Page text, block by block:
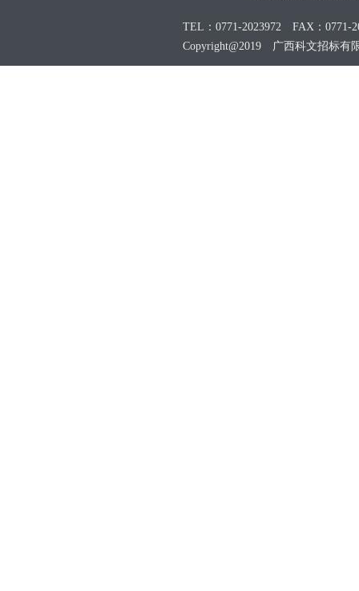
TEL：0771-2023972 FAX：0771-
Copyright@2019 广西科文招标